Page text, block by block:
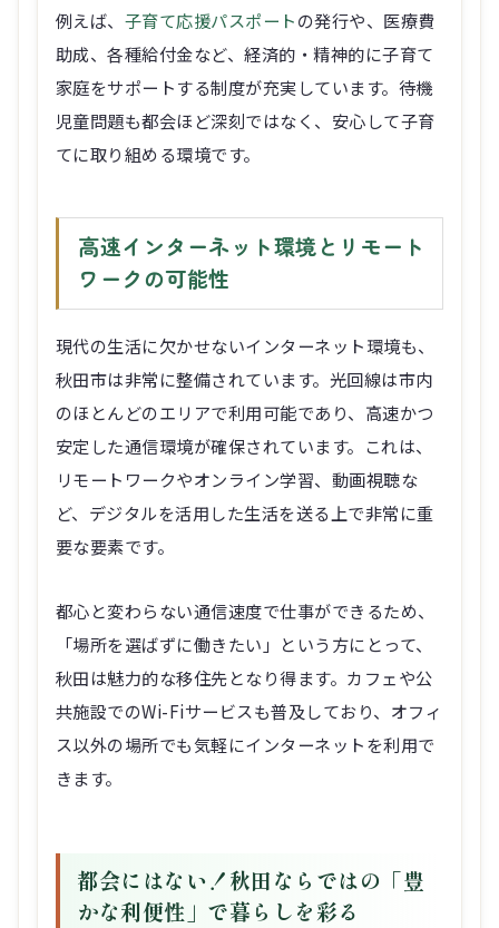
例えば、 子育て応援パスポートの発行や、医療費
助成、各種給付金など、経済的・精神的に子育て
家庭をサポートする制度が充実しています。待機
児童問題も都会ほど深刻ではなく、安心して子育
てに取り組める環境です。
高速インターネット環境とリモート
ワークの可能性
現代の生活に欠かせないインターネット環境も、
秋田市は非常に整備されています。光回線は市内
のほとんどのエリアで利用可能であり、高速かつ
安定した通信環境が確保されています。これは、
リモートワークやオンライン学習、動画視聴な
ど、デジタルを活用した生活を送る上で非常に重
要な要素です。
都心と変わらない通信速度で仕事ができるため、
「場所を選ばずに働きたい」という方にとって、
秋田は魅力的な移住先となり得ます。カフェや公
共施設でのWi-Fiサービスも普及しており、オフィ
ス以外の場所でも気軽にインターネットを利用で
きます。
都会にはない！秋田ならではの「豊
かな利便性」で暮らしを彩る